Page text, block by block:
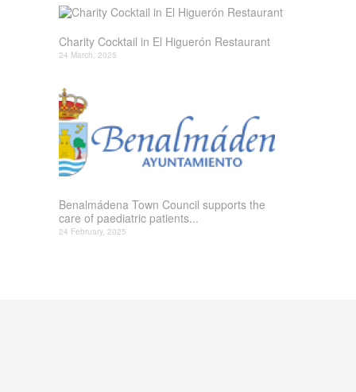
Charity Cocktail in El Higuerón Restaurant
24 March, 2025
Benalmádena Town Council supports the
care of paediatric patients...
24 February, 2025